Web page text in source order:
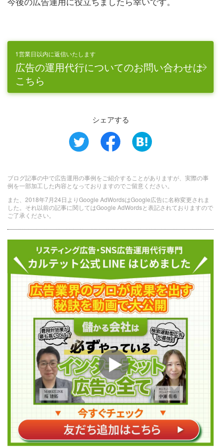
1営業日以内に返信いたします
広告の運用代行についてのお問い合わせは
こちら
シェアする
ブログ記事の中で広告運用の事例をご紹介することがありますが、実際の事
例を一部加工した内容となっておりますのでご留意ください。
また、2018年7月24日よりGoogle AdWordsはGoogle広告に名称変更されま
した。それ以前の記事に関してはGoogle AdWordsと表記されておりますので
ご了承ください。